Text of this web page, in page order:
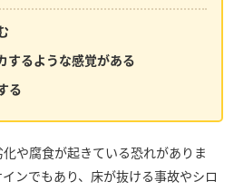
するような感覚がある
る
や腐食が起きている恐れがありま
ンでもあり、床が抜ける事故やシロ